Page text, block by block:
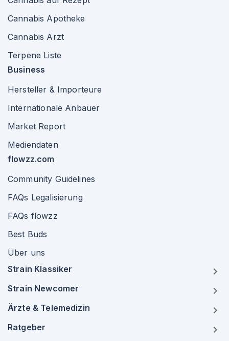
Cannabis Apotheke
Cannabis Arzt
Terpene Liste
Business
Hersteller & Importeure
Internationale Anbauer
Market Report
Mediendaten
flowzz.com
Community Guidelines
FAQs Legalisierung
FAQs flowzz
Best Buds
Über uns
Strain Klassiker
Strain Newcomer
Ärzte & Telemedizin
Ratgeber